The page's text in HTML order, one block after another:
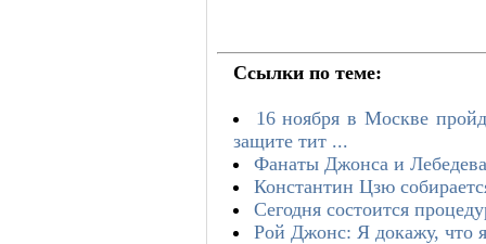
Ссылки по теме:
16 ноября в Москве
защите тит ...
Фанаты Джонса и
Константин Цзю
Сегодня состоится
Рой Джонс: Я докажу, что